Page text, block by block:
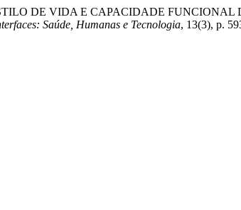
DE VIDA E CAPACIDADE
Saúde, Humanas e Tecnologia, 13(3), p.